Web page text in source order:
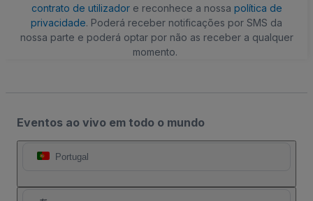
contrato de utilizadore reconhece a nossa política de
privacidade. Poderá receber notificações por SMS da
nossa parte e poderá optar por não as receber a qualquer
momento.
Eventos ao vivo em todo o mundo
Portugal